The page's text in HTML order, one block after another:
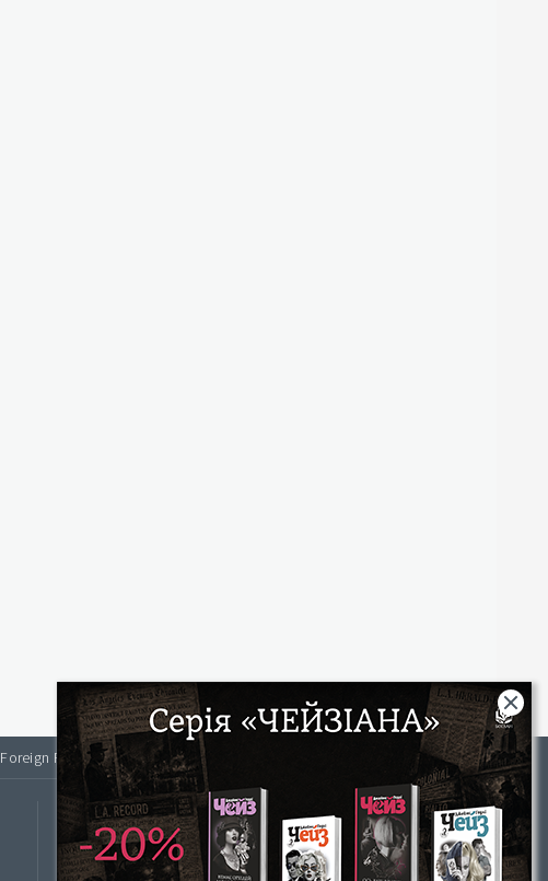
Foreign Rights |
Інтернет-магазин «Видавництво Богдан»:
46018, м. Тернопіль, А/С 529